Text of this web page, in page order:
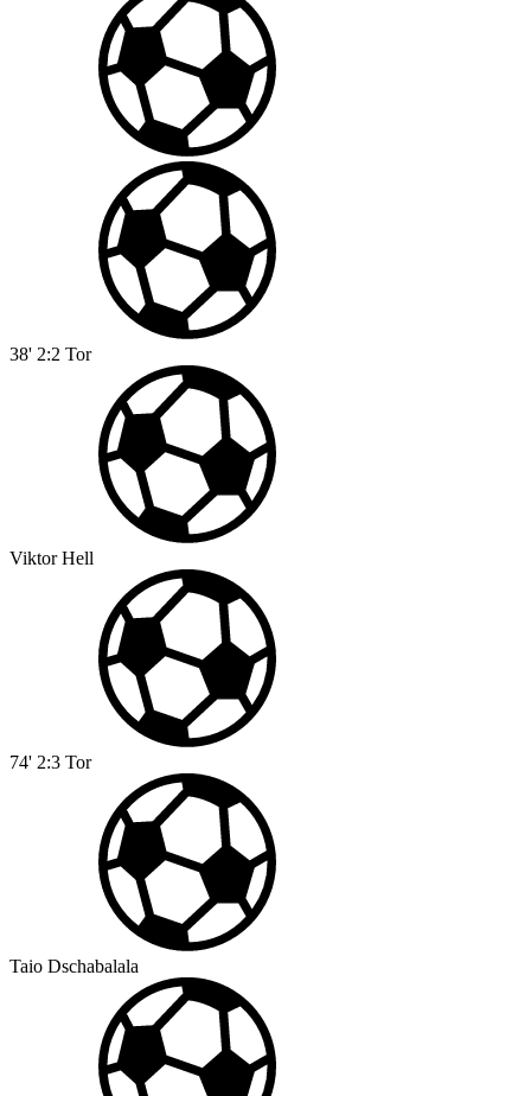
38' 2:2 Tor
Viktor Hell
74' 2:3 Tor
Taio Dschabalala